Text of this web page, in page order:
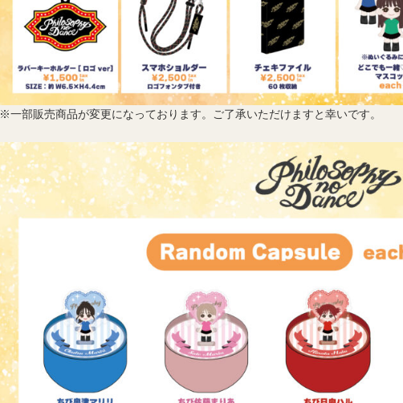
※一部販売商品が変更になっております。ご了承いただけますと幸いです。